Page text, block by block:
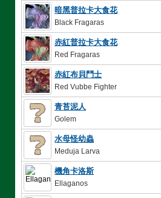
暗黑普拉卡大食花
Black Fragaras
赤紅普拉卡大食花
Red Fragaras
赤紅布貝鬥士
Red Vubbe Fighter
青苔泥人
Golem
水母怪幼蟲
Meduja Larva
機角卡洛斯
Ellaganos